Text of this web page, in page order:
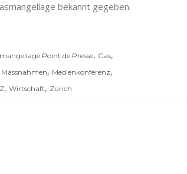
bekannt gegeben.
Point de Presse, Gas,
Massnahmen, Medienkonferenz,
, Wirtschaft, Zürich